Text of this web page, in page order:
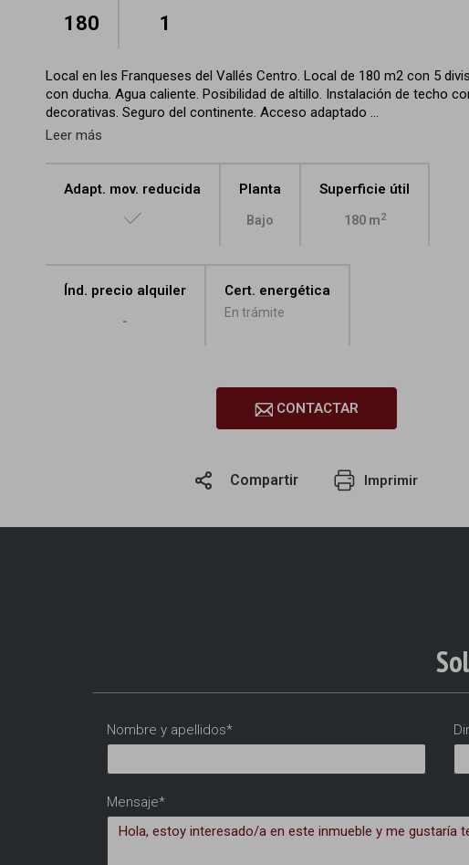
180 1
Local en les Franqueses del Vallés Centro. Local de 180 m2 con 5
con ducha. Agua caliente. Posibilidad de altillo. Instalación de techo
decorativas. Seguro del continente. Acceso adaptado ...
Leer más
Adapt. mov. reducida Planta
Bajo
Superficie útil
180 m2
Índ. precio alquiler
-
Cert. energética
En trámite
CONTACTAR
Compartir Imprimir
Nombre y apellidos*
Mensaje*